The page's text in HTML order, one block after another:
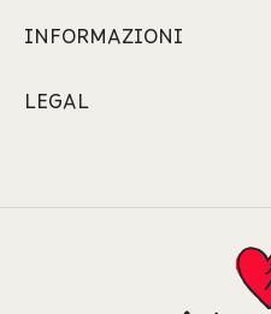
INFORMAZIONI
LEGAL